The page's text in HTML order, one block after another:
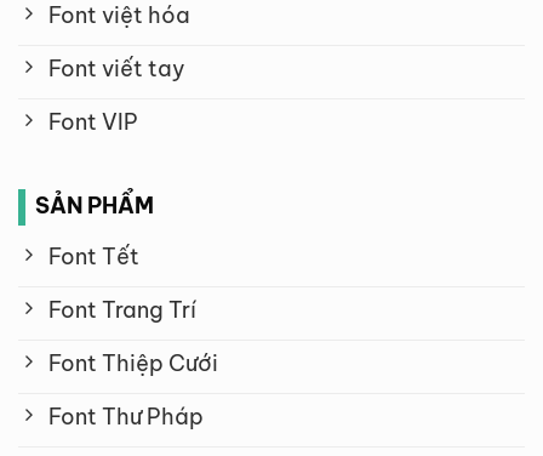
Font việt hóa
Font viết tay
Font VIP
SẢN PHẨM
Font Tết
Font Trang Trí
Font Thiệp Cưới
Font Thư Pháp